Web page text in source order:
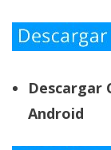
Descargar
Android